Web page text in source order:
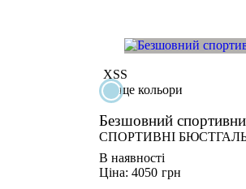
XSS
ще кольори
Безшовний
СПОРТИВНІ
В наявності
грн
Ціна: 4050